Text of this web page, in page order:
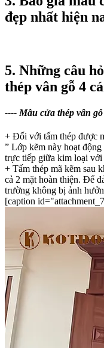
đẹp nhất hiện
5. Những câu
thép vân gỗ 4
---- Mẫu cửa thép vân
+ Đối với tấm thép được
” Lớp kẽm này hoạt
trực tiếp giữa kim loại
+ Tấm thép mã kẽm sau
cả 2 mặt hoàn thiện. Để
trường không bị ảnh
[caption